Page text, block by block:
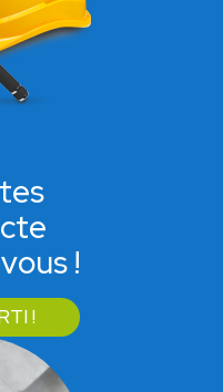
!
!